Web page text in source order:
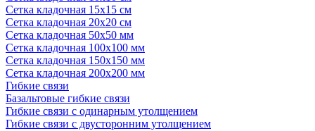
Сетка кладочная 15x15 см
Сетка кладочная 20x20 см
Сетка кладочная 50x50 мм
Сетка кладочная 100x100 мм
Сетка кладочная 150x150 мм
Сетка кладочная 200x200 мм
Гибкие связи
Базальтовые гибкие связи
Гибкие связи с одинарным утолщением
Гибкие связи с двусторонним утолщением